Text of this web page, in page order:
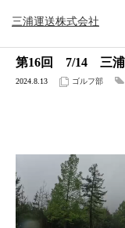
三浦運送株式会社
公式ブログ
第16回 7/14 三浦
2024.8.13 ゴルフ部
画
プ
レ
ー